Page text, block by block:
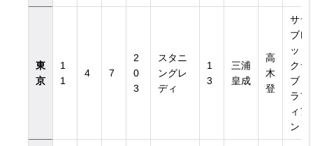
東
京
1
1
4 7
2
0
3
スタニ
ングレ
ディ
1
3
三浦
皇成
高
木
登
サラ
ブレ
ッド
クラ
ブ・
ラフ
ィア
ン